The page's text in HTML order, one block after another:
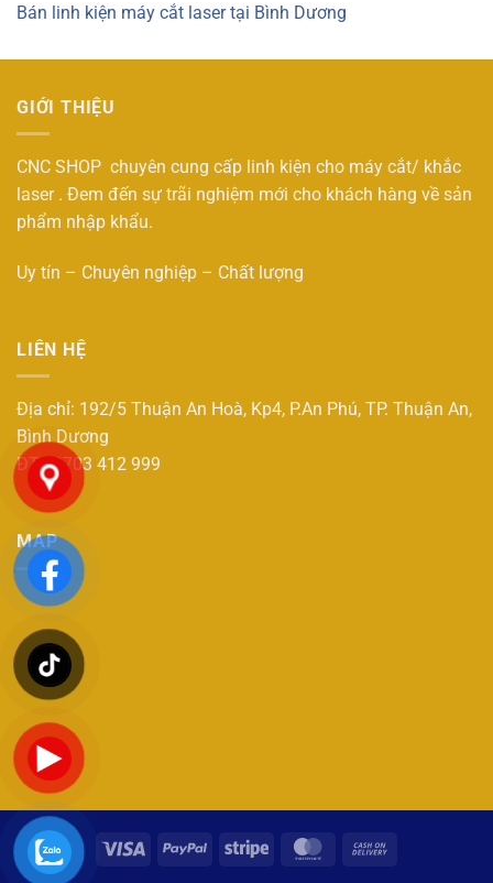
Bán linh kiện máy cắt laser tại Bình Dương
GIỚI THIỆU
CNC SHOP chuyên cung cấp linh kiện cho máy cắt/ khắc
laser . Đem đến sự trãi nghiệm mới cho khách hàng về sản
phẩm nhập khẩu.
Uy tín – Chuyên nghiệp – Chất lượng
LIÊN HỆ
Địa chỉ: 192/5 Thuận An Hoà, Kp4, P.An Phú, TP. Thuận An,
Bình Dương
ĐT : 0703 412 999
MAP